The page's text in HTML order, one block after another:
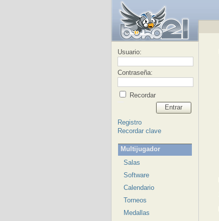
Usuario:
Contraseña:
Recordar
Entrar
Registro
Recordar clave
Multijugador
Salas
Software
Calendario
Torneos
Medallas